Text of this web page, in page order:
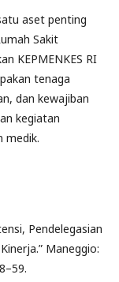
aset penting
Sakit
KEPMENKES RI
tenaga
dan kewajiban
kegiatan
medik.
Pendelegasian
Maneggio: